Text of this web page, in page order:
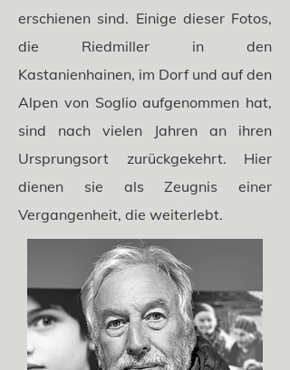
erschienen sind. Einige dieser Fotos,
die Riedmiller in den
Kastanienhainen, im Dorf und auf den
Alpen von Soglio aufgenommen hat,
sind nach vielen Jahren an ihren
Ursprungsort zurückgekehrt. Hier
dienen sie als Zeugnis einer
Vergangenheit, die weiterlebt.